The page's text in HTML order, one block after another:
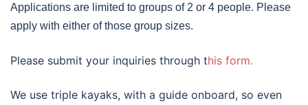
Applications are limited to groups of 2 or 4 people. Please
apply with either of those group sizes.
Please submit your inquiries through this form.
We use triple kayaks, with a guide onboard, so even